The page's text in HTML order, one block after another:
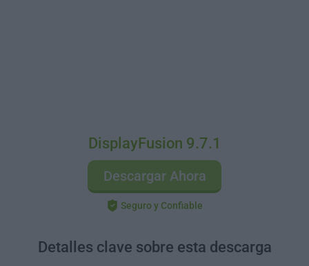
DisplayFusion 9.7.1
Descargar Ahora
Seguro y Confiable
Detalles clave sobre esta descarga